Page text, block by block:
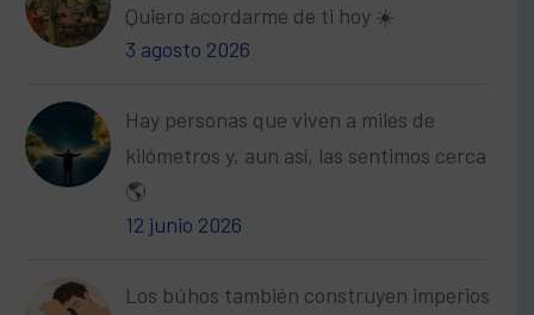
Quiero acordarme de ti hoy ☀️
3 agosto 2026
Hay personas que viven a miles de
kilómetros y, aun así, las sentimos cerca
🌎
12 junio 2026
Los búhos también construyen imperios